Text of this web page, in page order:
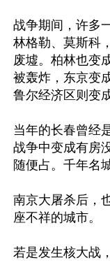
战争期间，许多
林格勒、莫斯科
废墟。柏林也变
被轰炸，东京变
鲁尔经济区则变
当年的长春曾经
战争中变成有房
随便占。千年名
南京大屠杀后，
座不祥的城市。
若是发生核大战